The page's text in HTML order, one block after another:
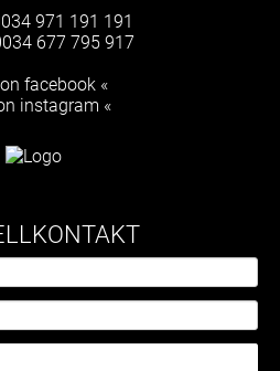
971 191 191
677 795 917
facebook «
instagram «